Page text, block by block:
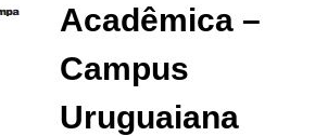
Acadêmica –
Campus
Uruguaiana